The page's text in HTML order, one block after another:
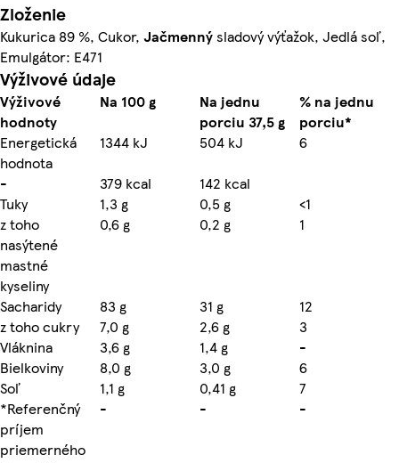
Zloženie
Kukurica 89 %, Cukor, Jačmennýsladový výťažok, Jedlá soľ,
Emulgátor: E471
Výživové údaje
Výživové
hodnoty
Na 100 g
Na jednu
porciu 37,5 g
% na jednu
porciu*
Energetická
hodnota
1344 kJ 504 kJ
6
-
379 kcal
142 kcal
Tuky
1,3 g 0,5 g
<1
z toho
nasýtené
mastné
kyseliny
0,6 g 0,2 g 1
Sacharidy 83 g 31 g
12
z toho cukry
7,0 g 2,6 g
3
Vláknina
3,6 g 1,4 g
-
Bielkoviny
8,0 g 3,0 g
6
Soľ
1,1 g 0,41 g
7
*Referenčný
príjem
priemerného
- - -